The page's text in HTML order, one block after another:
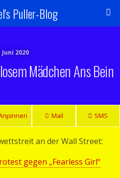
Puller-Blog
Juni 2020
Mädchen Ans Bein
Mail SMS
an der Wall Street:
gegen „Fearless Girl“